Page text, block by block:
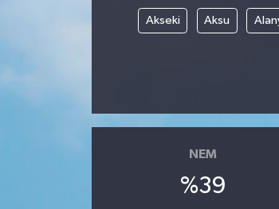
Akseki Aksu
NEM
%39